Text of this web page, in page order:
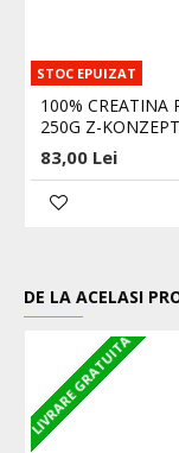
STOC EPUIZAT
100% CREATINA
250G Z-KONZEPT
83,00 Lei
DE LA ACELASI
LIVRARE GRATUITA